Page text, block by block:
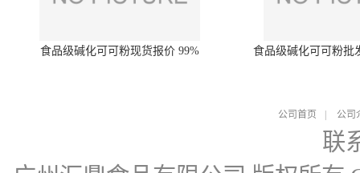
食品级碱化可可粉现货报价 99% 食品级碱化可可粉批
公司首页 公司
联